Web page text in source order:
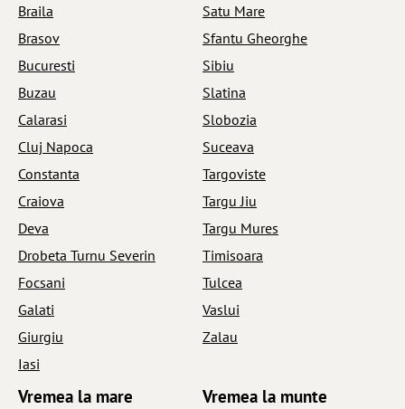
Braila
Brasov
Bucuresti
Buzau
Calarasi
Cluj Napoca
Constanta
Craiova
Deva
Drobeta Turnu Severin
Focsani
Galati
Giurgiu
Iasi
Satu Mare
Sfantu Gheorghe
Sibiu
Slatina
Slobozia
Suceava
Targoviste
Targu Jiu
Targu Mures
Timisoara
Tulcea
Vaslui
Zalau
Vremea la mare Vremea la munte